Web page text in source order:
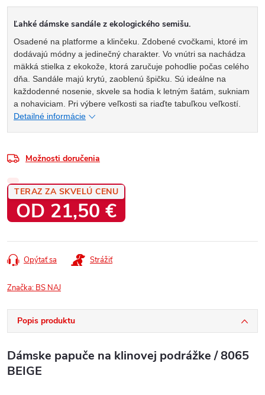
Ľahké dámske sandále z ekologického semišu.
Osadené na platforme a klinčeku. Zdobené cvočkami, ktoré im
dodávajú módny a jedinečný charakter. Vo vnútri sa nachádza
mäkká stielka z ekokože, ktorá zaručuje pohodlie počas celého
dňa. Sandále majú krytú, zaoblenú špičku. Sú ideálne na
každodenné nosenie, skvele sa hodia k letným šatám, sukniam
a nohaviciam. Pri výbere veľkosti sa riaďte tabuľkou veľkostí.
Detailné informácie
Možnosti doručenia
TERAZ ZA SKVELÚ CENU
OD 21,50 €
cena:
Opýtať sa Strážiť
Značka: BS NAJ
Popis produktu
Dámske papuče na klinovej podrážke / 8065
BEIGE